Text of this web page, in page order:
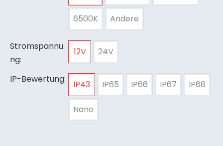
6500K Andere
Stromspannu
ng:
12V 24V
IP-Bewertung: IP43 IP65 IP66 IP67 IP68
Nano